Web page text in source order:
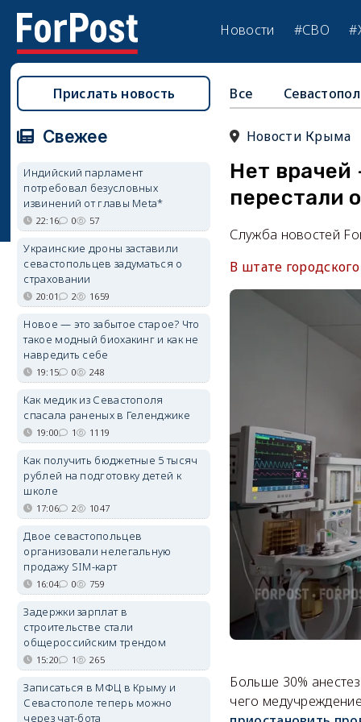
Новости #СВО
Все
Новости Крыма
Нет врачей
перестали
Служба новостей
В штате
Больше 30%
чего
Прислать новость
Свежее
Индийский парламент
потребовал безусловных
извинений от главы Meta*
22:16 0 57
Украинские дроны заставили
севастопольцев задуматься о
страховании
20:01 2 1659
Новое — это забытое старое? Что
такое модный биохакинг и как не
навредить себе
19:15 0 248
Как медик из Севастополя
спасала раненых в Геленджике
19:00 1 1119
Как получить бюджетные 5 тысяч
рублей на подготовку детей к
школе
17:06 2 1047
Двое севастопольцев
организовали нелегальную
продажу SIM-карт
16:04 0 759
Задержки зарплат в
строительстве стали
общероссийским трендом
15:20 1 265
Записаться в МФЦ в Крыму и
Севастополе теперь можно
через чат-бота